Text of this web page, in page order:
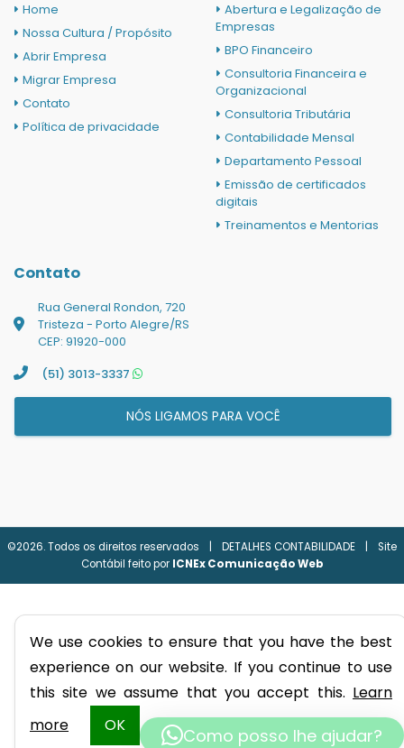
Home
Nossa Cultura / Propósito
Abrir Empresa
Migrar Empresa
Contato
Política de privacidade
Abertura e Legalização de
Empresas
BPO Financeiro
Consultoria Financeira e
Organizacional
Consultoria Tributária
Contabilidade Mensal
Departamento Pessoal
Emissão de certificados
digitais
Treinamentos e Mentorias
Contato
Rua General Rondon, 720
Tristeza - Porto Alegre/RS
CEP: 91920-000
(51) 3013-3337
NÓS LIGAMOS PARA VOCÊ
©2026. Todos os direitos reservados DETALHES CONTABILIDADE
Site
Contábil feito por ICNEx Comunicação Web
Como posso lhe ajudar?
We use cookies to ensure that you have the best
experience on our website. If you continue to use
this site we assume that you accept this. Learn
more
OK